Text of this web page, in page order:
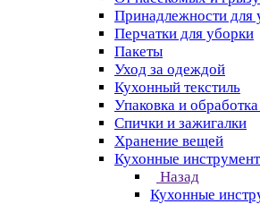
Принадлежности для
Перчатки для уборки
Пакеты
Уход за одеждой
Кухонный текстиль
Упаковка и
Спички и зажигалки
Хранение вещей
Кухонные
Назад
Кухонные